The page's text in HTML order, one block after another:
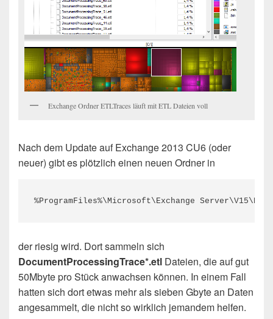
Exchange Ordner ETLTraces läuft mit ETL Dateien voll
Nach dem Update auf Exchange 2013 CU6 (oder
neuer) gibt es plötzlich einen neuen Ordner in
%ProgramFiles%\Microsoft\Exchange
der riesig wird. Dort sammeln sich
DocumentProcessingTrace*.etl Dateien, die auf gut
50Mbyte pro Stück anwachsen können. In einem Fall
hatten sich dort etwas mehr als sieben Gbyte an Daten
angesammelt, die nicht so wirklich jemandem helfen.